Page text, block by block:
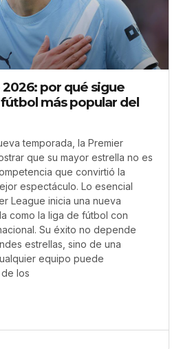
por qué sigue
más popular del
temporada, la Premier
que su mayor estrella no es
que convirtió la
espectáculo. Lo esencial
League inicia una nueva
como la liga de fútbol con
Su éxito no depende
estrellas, sino de una
equipo puede
los